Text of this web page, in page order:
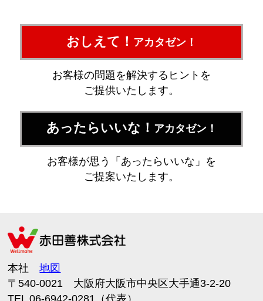
おしえて！ アカタゼン！
お客様の問題を解決するヒントを
ご提供いたします。
あったらいいな！ アカタゼン！
お客様が思う「あったらいいな」を
ご提案いたします。
本社地図
〒540-0021 大阪府大阪市中央区大手通3-2-20
TEL 06-6942-0281（代表）